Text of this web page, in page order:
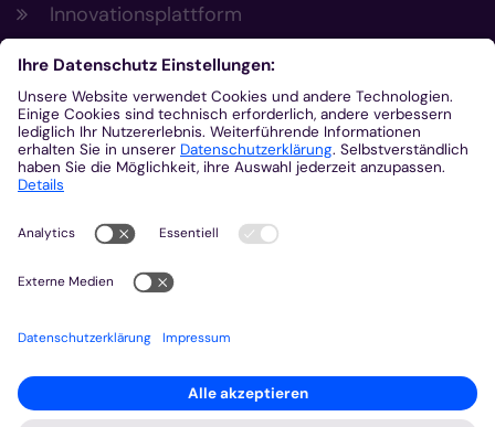
Innovationsplattform
Aus der Plattform
Nachrichten
Veranstaltungen
Gottesdienste
Stellenangebote
Kirchenzeitung
Amtsblatt (Kirchlicher Anzeiger)
Rechtsdatenbank
Meldestelle gemäß Hinweisgeberschutzgesetz